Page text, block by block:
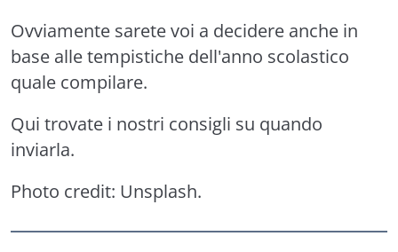
Ovviamente sarete voi a decidere anche in
base alle tempistiche dell'anno scolastico
quale compilare.
Qui trovate i nostri consigli su quando
inviarla.
Photo credit: Unsplash.